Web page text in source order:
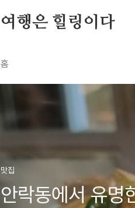
여행은 힐링이다
홈
맛집
안락동에서 유명